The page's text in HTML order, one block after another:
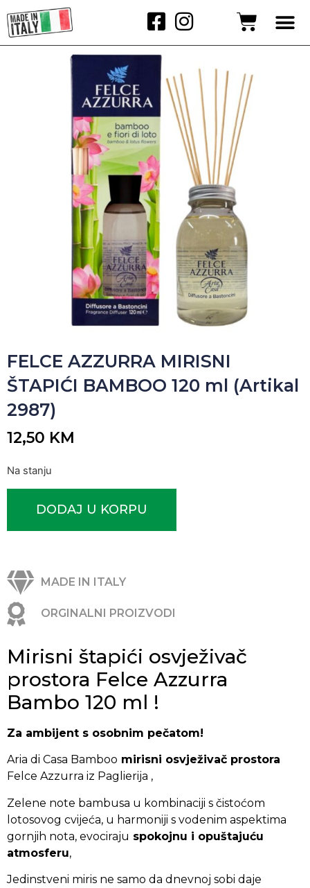
FELCE AZZURRA MIRISNI
ŠTAPIĆI BAMBOO 120 ml (Artikal
2987)
12,50 KM
Na stanju
DODAJ U KORPU
MADE IN ITALY
ORGINALNI PROIZVODI
Mirisni štapići osvježivač
prostora Felce Azzurra
Bambo 120 ml !
Za ambijent s osobnim pečatom!
Aria di Casa Bamboo mirisni osvježivač prostora
Felce Azzurra iz Paglierija ,
Zelene note bambusa u kombinaciji s čistoćom
lotosovog cvijeća, u harmoniji s vodenim aspektima
gornjih nota, evociraju spokojnu i opuštajuću
atmosferu,
Jedinstveni miris ne samo da dnevnoj sobi daje